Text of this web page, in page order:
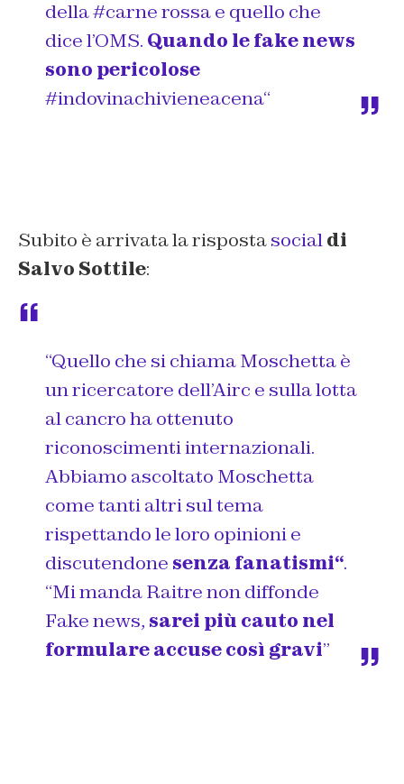
della#carnerossa e quello che
dice l’OMS. Quando le fake news
sono pericolose
#indovinachivieneacena“
Subito è arrivata la rispostasocialdi
Salvo Sottile:
“Quello che si chiama Moschetta è
un ricercatore dell’Airc e sulla lotta
al cancro ha ottenuto
riconoscimenti internazionali.
Abbiamo ascoltato Moschetta
come tanti altri sul tema
rispettando le loro opinioni e
discutendone senza fanatismi“.
“Mi manda Raitre non diffonde
Fake news, sarei più cauto nel
formulare accuse così gravi”